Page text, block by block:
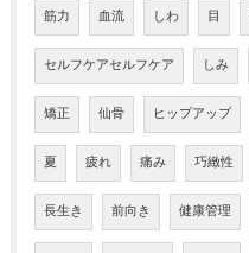
筋力 血流 しわ 目
セルフケアセルフケア しみ
矯正 仙骨 ヒップアップ
夏 疲れ 痛み 巧緻性
長生き 前向き 健康管理